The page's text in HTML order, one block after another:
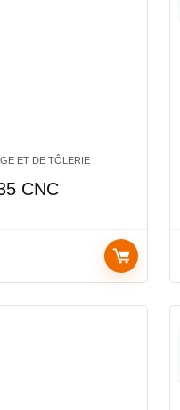
ET DE TÔLERIE
CNC